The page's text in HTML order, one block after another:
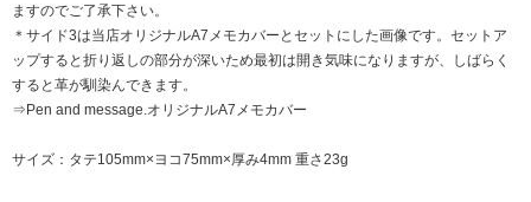
ますのでご了承下さい。
＊サイド3は当店オリジナルA7メモカバーとセットにした画像です。セットア
ップすると折り返しの部分が深いため最初は開き気味になりますが、しばらく
すると革が馴染んできます。
⇒Pen and message.オリジナルA7メモカバー
サイズ：タテ105mm×ヨコ75mm×厚み4mm 重さ23g